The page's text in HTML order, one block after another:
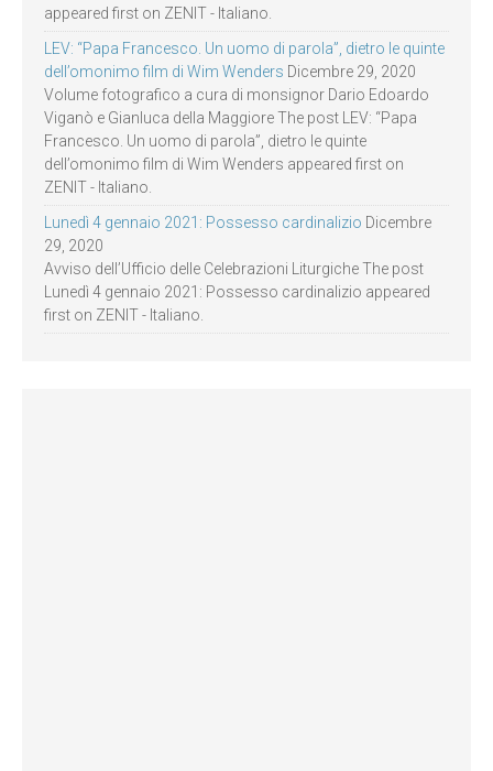
appeared first on ZENIT - Italiano.
LEV: “Papa Francesco. Un uomo di parola”, dietro le quinte
dell’omonimo film di Wim Wenders Dicembre 29, 2020
Volume fotografico a cura di monsignor Dario Edoardo
Viganò e Gianluca della Maggiore The post LEV: “Papa
Francesco. Un uomo di parola”, dietro le quinte
dell’omonimo film di Wim Wenders appeared first on
ZENIT - Italiano.
Lunedì 4 gennaio 2021: Possesso cardinalizio Dicembre
29, 2020
Avviso dell’Ufficio delle Celebrazioni Liturgiche The post
Lunedì 4 gennaio 2021: Possesso cardinalizio appeared
first on ZENIT - Italiano.